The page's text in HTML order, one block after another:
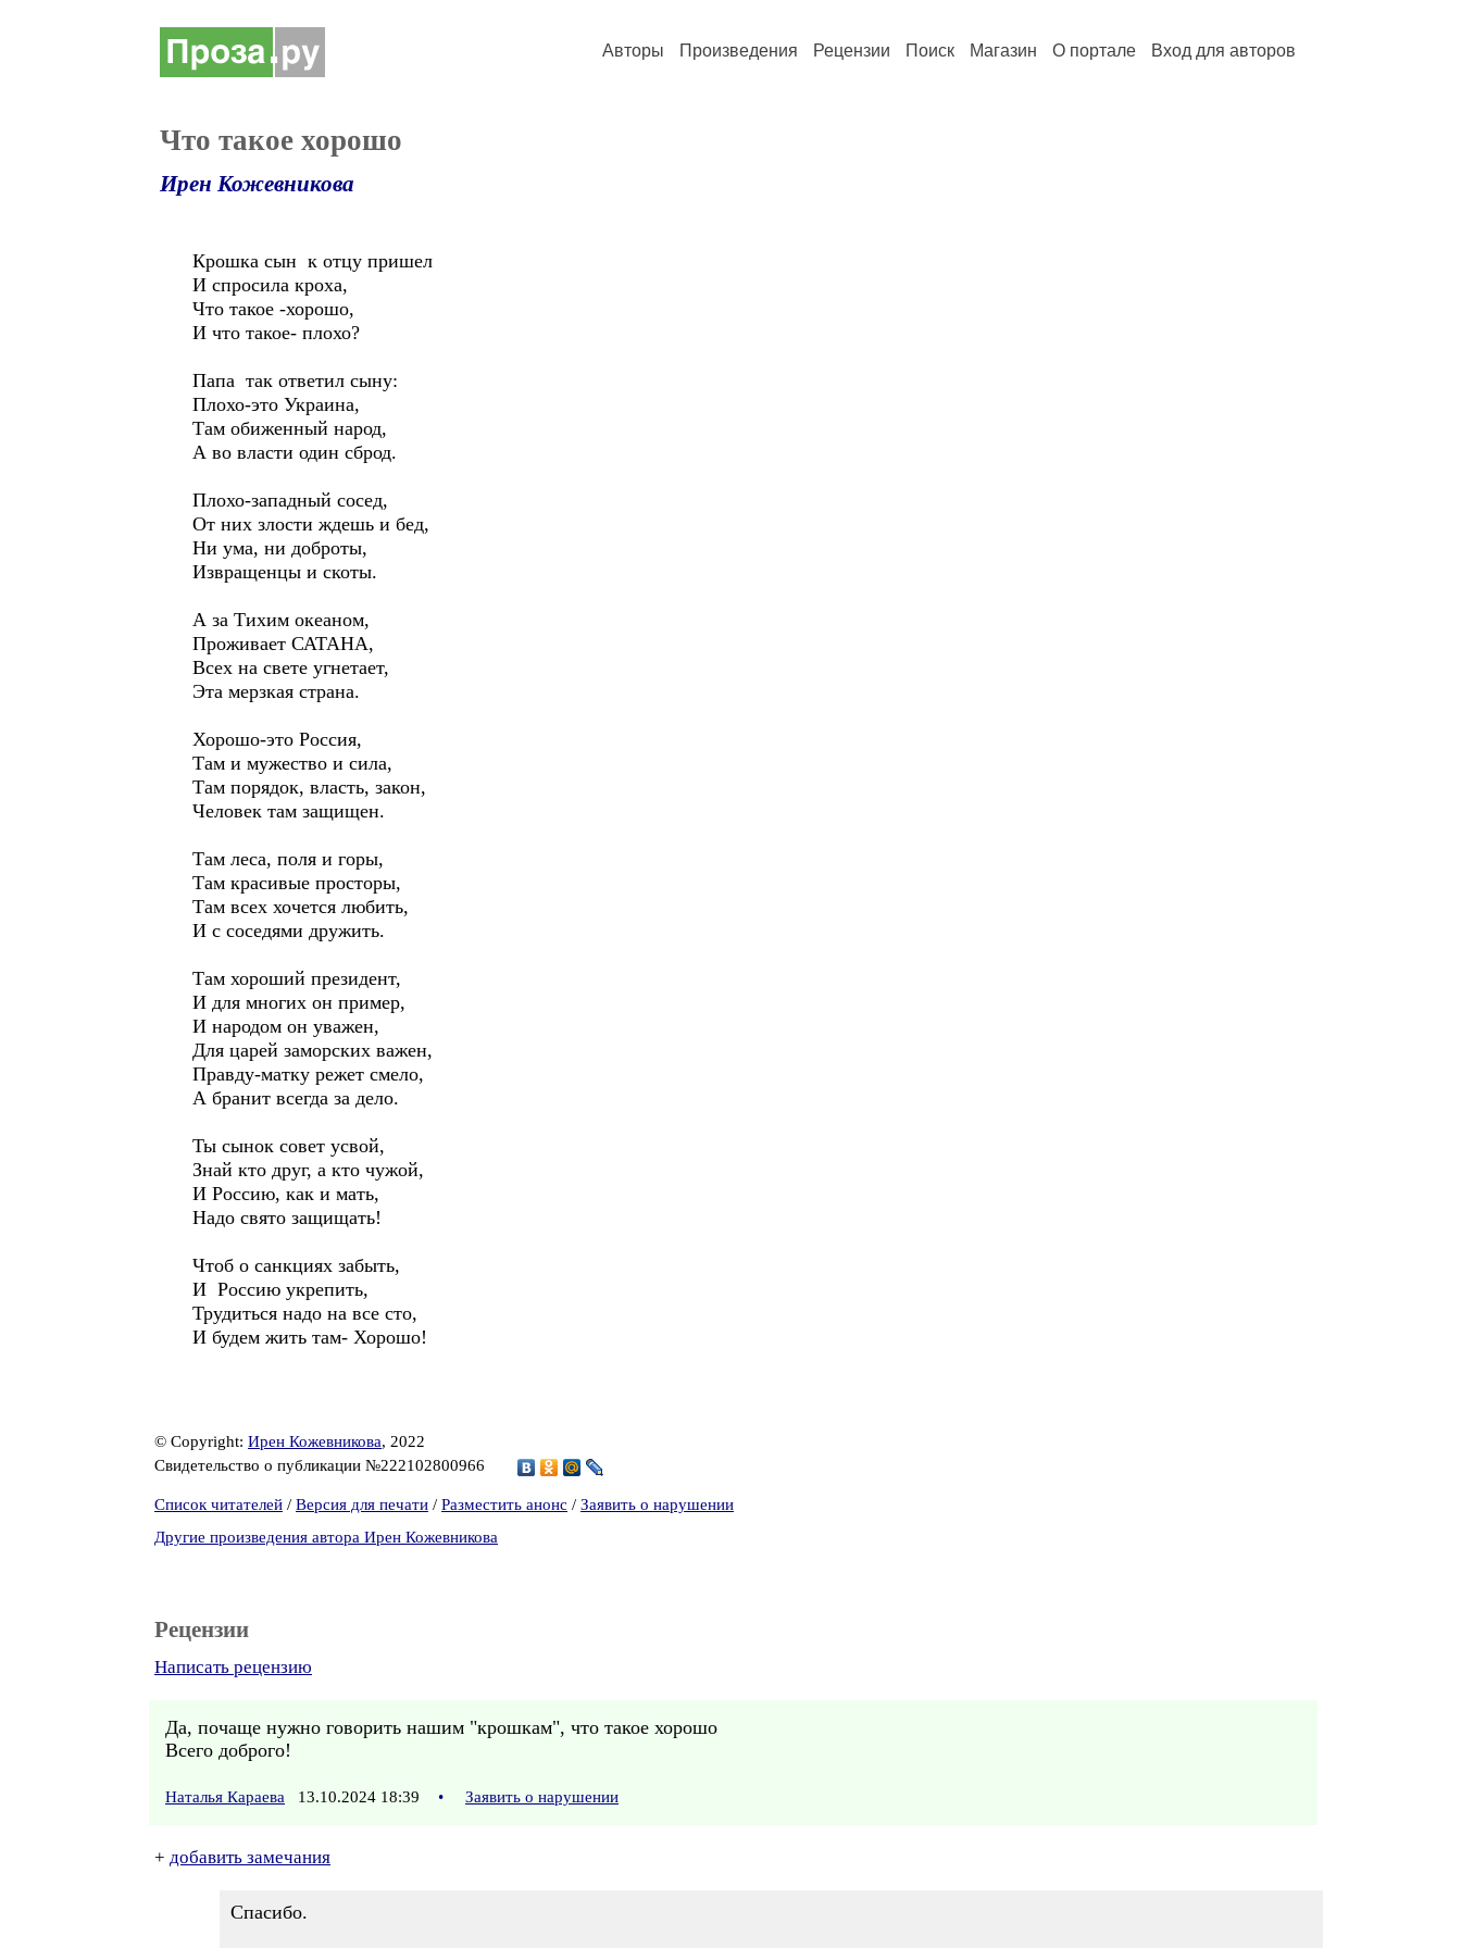
Авторы Произведения Рецензии Поиск Магазин О портале Вход для авторов
Что такое хорошо
Ирен Кожевникова
Крошка сын к отцу пришел
И спросила кроха,
Что такое -хорошо,
И что такое- плохо?
Папа так ответил сыну:
Плохо-это Украина,
Там обиженный народ,
А во власти один сброд.
Плохо-западный сосед,
От них злости ждешь и бед,
Ни ума, ни доброты,
Извращенцы и скоты.
А за Тихим океаном,
Проживает САТАНА,
Всех на свете угнетает,
Эта мерзкая страна.
Хорошо-это Россия,
Там и мужество и сила,
Там порядок, власть, закон,
Человек там защищен.
Там леса, поля и горы,
Там красивые просторы,
Там всех хочется любить,
И с соседями дружить.
Там хороший президент,
И для многих он пример,
И народом он уважен,
Для царей заморских важен,
Правду-матку режет смело,
А бранит всегда за дело.
Ты сынок совет усвой,
Знай кто друг, а кто чужой,
И Россию, как и мать,
Надо свято защищать!
Чтоб о санкциях забыть,
И Россию укрепить,
Трудиться надо на все сто,
И будем жить там- Хорошо!
© Copyright: Ирен Кожевникова, 2022
Свидетельство о публикации №222102800966
Список читателей / Версия для печати / Разместить анонс / Заявить о нарушении
Другие произведения автора Ирен Кожевникова
Рецензии
Написать рецензию
Да, почаще нужно говорить нашим "крошкам", что такое хорошо
Всего доброго!
Наталья Караева 13.10.2024 18:39 • Заявить о нарушении
+ добавить замечания
Спасибо.